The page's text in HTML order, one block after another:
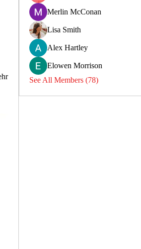
Merlin McConan
Lisa Smith
Alex Hartley
Elowen Morrison
See All Members (78)